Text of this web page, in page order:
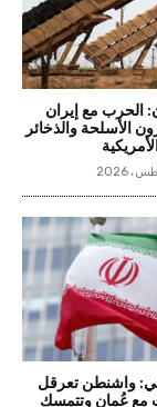
الحرب مع إيران
الأسلحة والذخائر
واشنطن تعرقل
مع عُمان وتتمسك